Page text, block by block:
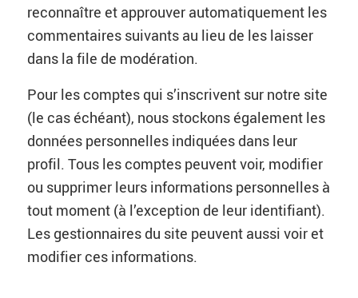
reconnaître et approuver automatiquement les
commentaires suivants au lieu de les laisser
dans la file de modération.
Pour les comptes qui s’inscrivent sur notre site
(le cas échéant), nous stockons également les
données personnelles indiquées dans leur
profil. Tous les comptes peuvent voir, modifier
ou supprimer leurs informations personnelles à
tout moment (à l’exception de leur identifiant).
Les gestionnaires du site peuvent aussi voir et
modifier ces informations.